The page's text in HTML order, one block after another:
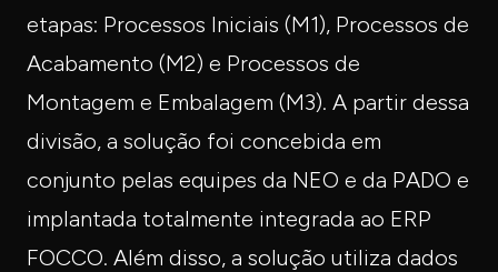
etapas: Processos Iniciais (M1), Processos de
Acabamento (M2) e Processos de
Montagem e Embalagem (M3). A partir dessa
divisão, a solução foi concebida em
conjunto pelas equipes da NEO e da PADO e
implantada totalmente integrada ao ERP
FOCCO. Além disso, a solução utiliza dados